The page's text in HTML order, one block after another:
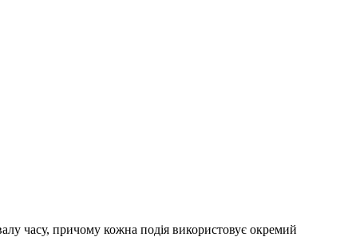
часу, причому кожна подія використовує окремий